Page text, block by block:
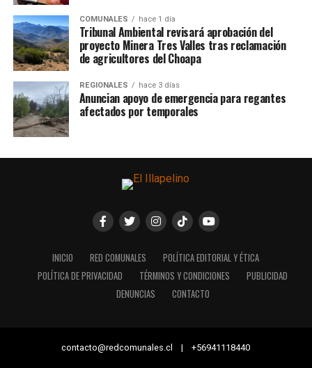
COMUNALES hace 1 día
Tribunal Ambiental revisará aprobación del
proyecto Minera Tres Valles tras reclamación
de agricultores del Choapa
REGIONALES hace 3 días
Anuncian apoyo de emergencia para regantes
afectados por temporales
INICIO RED COMUNALES
POLÍTICA EDITORIAL Y ÉTICA
POLÍTICA DE PRIVACIDAD
TÉRMINOS Y CONDICIONES
PUBLICIDAD
DENUNCIAS
CONTACTO
contacto@redcomunales.cl | +56941118440